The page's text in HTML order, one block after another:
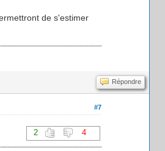
de s'estimer
Répondre
#7
2 4